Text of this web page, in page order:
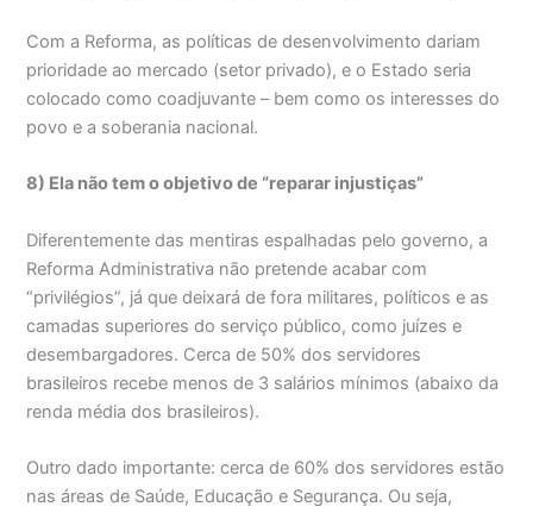
Com a Reforma, as políticas de desenvolvimento dariam
prioridade ao mercado (setor privado), e o Estado seria
colocado como coadjuvante – bem como os interesses do
povo e a soberania nacional.
8) Ela não tem o objetivo de “reparar injustiças”
Diferentemente das mentiras espalhadas pelo governo, a
Reforma Administrativa não pretende acabar com
“privilégios”, já que deixará de fora militares, políticos e as
camadas superiores do serviço público, como juízes e
desembargadores. Cerca de 50% dos servidores
brasileiros recebe menos de 3 salários mínimos (abaixo da
renda média dos brasileiros).
Outro dado importante: cerca de 60% dos servidores estão
nas áreas de Saúde, Educação e Segurança. Ou seja,